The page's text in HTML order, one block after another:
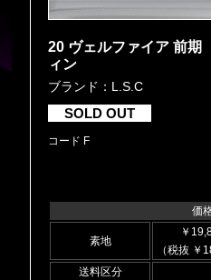
20 ヴェルファイア 前
ィン
ブランド：L.S.C
SOLD OUT
コード F
価
素地
￥
（税抜 ￥
送料区分